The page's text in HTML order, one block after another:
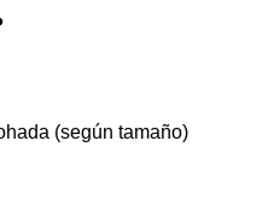
(según tamaño)